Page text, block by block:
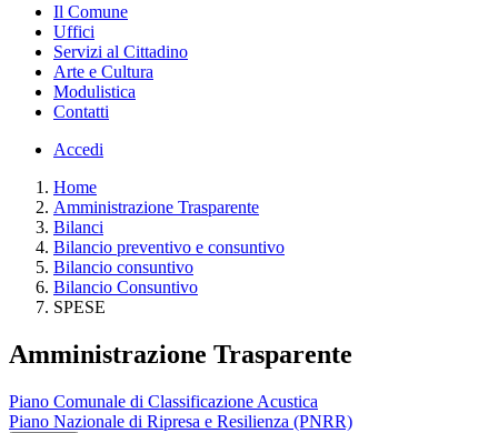
Il Comune
Uffici
Servizi al Cittadino
Arte e Cultura
Modulistica
Contatti
Accedi
Home
Amministrazione Trasparente
Bilanci
Bilancio preventivo e consuntivo
Bilancio consuntivo
Bilancio Consuntivo
SPESE
Amministrazione Trasparente
Piano Comunale di Classificazione Acustica
Piano Nazionale di Ripresa e Resilienza (PNRR)